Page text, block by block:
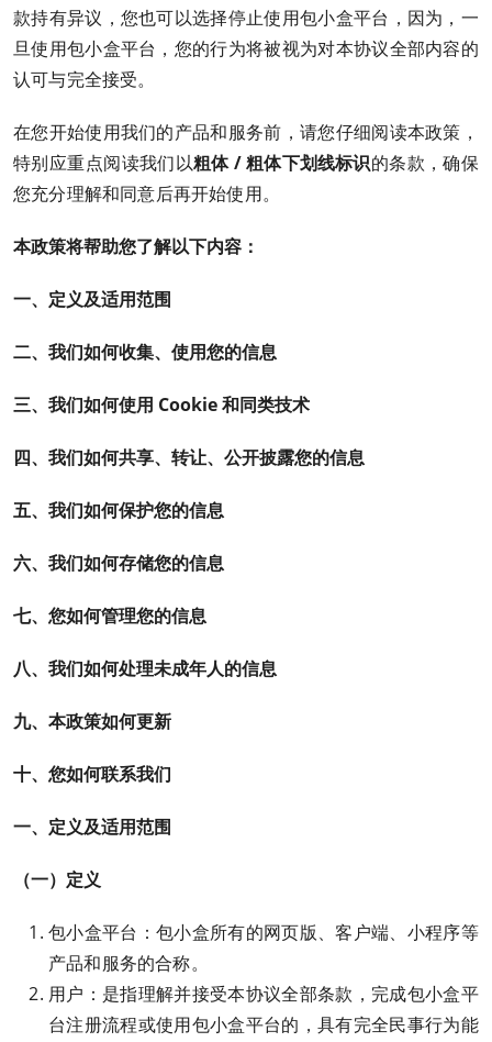
款持有异议，您也可以选择停止使用包小盒平台，因为，一
旦使用包小盒平台，您的行为将被视为对本协议全部内容的
认可与完全接受。
在您开始使用我们的产品和服务前，请您仔细阅读本政策，
特别应重点阅读我们以粗体 / 粗体下划线标识的条款，确保
您充分理解和同意后再开始使用。
本政策将帮助您了解以下内容：
一、定义及适用范围
二、我们如何收集、使用您的信息
三、我们如何使用 Cookie 和同类技术
四、我们如何共享、转让、公开披露您的信息
五、我们如何保护您的信息
六、我们如何存储您的信息
七、您如何管理您的信息
八、我们如何处理未成年人的信息
九、本政策如何更新
十、您如何联系我们
一、定义及适用范围
（一）定义
包小盒平台：包小盒所有的网页版、客户端、小程序等
产品和服务的合称。
用户：是指理解并接受本协议全部条款，完成包小盒平
台注册流程或使用包小盒平台的，具有完全民事行为能